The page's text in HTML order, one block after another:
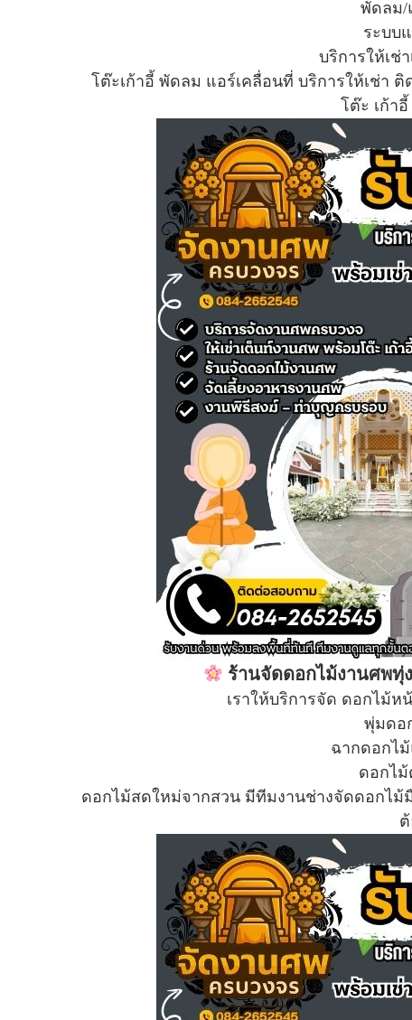
พัดลม/
ระบบ
บริการให้เช่
โต๊ะเก้าอี้ พัดลม แอร์เคลื่อนที่ บริการให้เช่า
โต๊ะ เก้า
ร้านจัดดอกไม้งานศพทุ่
เราให้บริการจัด ดอกไม้
พุ่มดอ
ฉากดอกไ
ดอกไ
ดอกไม้สดใหม่จากสวน มีทีมงานช่างจัดดอกไ